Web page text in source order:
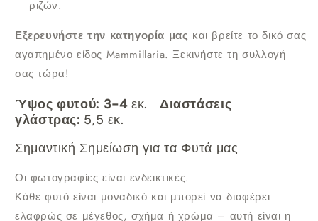
ριζών.
Εξερευνήστε την κατηγορία μας και βρείτε το δικό σας
αγαπημένο είδος Mammillaria. Ξεκινήστε τη συλλογή
σας τώρα!
Ύψος φυτού: 3-4εκ. Διαστάσεις
γλάστρας: 5,5 εκ.
Σημαντική Σημείωση για τα Φυτά μας
Οι φωτογραφίες είναι ενδεικτικές.
Κάθε φυτό είναι μοναδικό και μπορεί να διαφέρει
ελαφρώς σε μέγεθος, σχήμα ή χρώμα – αυτή είναι η